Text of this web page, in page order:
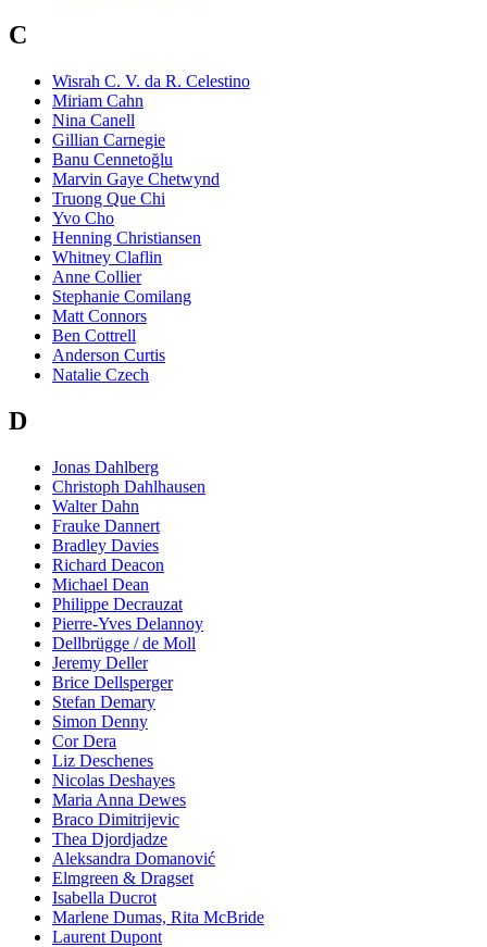
C
Wisrah C. V. da R. Celestino
Miriam Cahn
Nina Canell
Gillian Carnegie
Banu Cennetoğlu
Marvin Gaye Chetwynd
Truong Que Chi
Yvo Cho
Henning Christiansen
Whitney Claflin
Anne Collier
Stephanie Comilang
Matt Connors
Ben Cottrell
Anderson Curtis
Natalie Czech
D
Jonas Dahlberg
Christoph Dahlhausen
Walter Dahn
Frauke Dannert
Bradley Davies
Richard Deacon
Michael Dean
Philippe Decrauzat
Pierre-Yves Delannoy
Dellbrügge / de Moll
Jeremy Deller
Brice Dellsperger
Stefan Demary
Simon Denny
Cor Dera
Liz Deschenes
Nicolas Deshayes
Maria Anna Dewes
Braco Dimitrijevic
Thea Djordjadze
Aleksandra Domanović
Elmgreen & Dragset
Isabella Ducrot
Marlene Dumas, Rita McBride
Laurent Dupont